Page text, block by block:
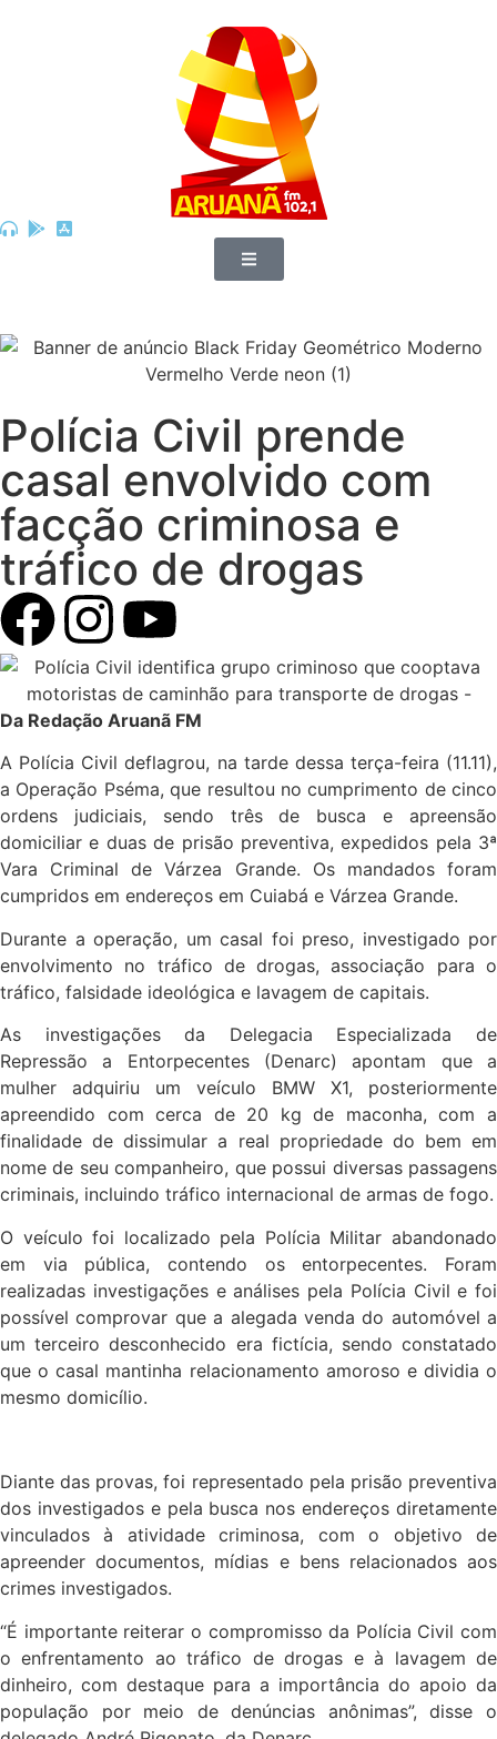
Polícia Civil prende
casal envolvido com
facção criminosa e
tráfico de drogas
Da Redação Aruanã FM
A Polícia Civil deflagrou, na tarde dessa terça-feira (11.11),
a Operação Pséma, que resultou no cumprimento de cinco
ordens judiciais, sendo três de busca e apreensão
domiciliar e duas de prisão preventiva, expedidos pela 3ª
Vara Criminal de Várzea Grande. Os mandados foram
cumpridos em endereços em Cuiabá e Várzea Grande.
Durante a operação, um casal foi preso, investigado por
envolvimento no tráfico de drogas, associação para o
tráfico, falsidade ideológica e lavagem de capitais.
As investigações da Delegacia Especializada de
Repressão a Entorpecentes (Denarc) apontam que a
mulher adquiriu um veículo BMW X1, posteriormente
apreendido com cerca de 20 kg de maconha, com a
finalidade de dissimular a real propriedade do bem em
nome de seu companheiro, que possui diversas passagens
criminais, incluindo tráfico internacional de armas de fogo.
O veículo foi localizado pela Polícia Militar abandonado
em via pública, contendo os entorpecentes. Foram
realizadas investigações e análises pela Polícia Civil e foi
possível comprovar que a alegada venda do automóvel a
um terceiro desconhecido era fictícia, sendo constatado
que o casal mantinha relacionamento amoroso e dividia o
mesmo domicílio.
Diante das provas, foi representado pela prisão preventiva
dos investigados e pela busca nos endereços diretamente
vinculados à atividade criminosa, com o objetivo de
apreender documentos, mídias e bens relacionados aos
crimes investigados.
“É importante reiterar o compromisso da Polícia Civil com
o enfrentamento ao tráfico de drogas e à lavagem de
dinheiro, com destaque para a importância do apoio da
população por meio de denúncias anônimas”, disse o